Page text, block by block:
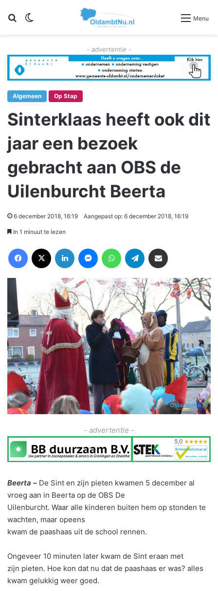
Zoeken Menu
- advertentie -
Algemeen Op Stap
Sinterklaas heeft ook dit
jaar een bezoek
gebracht aan OBS de
Uilenburcht Beerta
6 december 2018, 16:19 Aangepast op: 6 december 2018, 16:19
In 1 minuut te lezen
- advertentie -
Beerta – De Sint en zijn pieten kwamen 5 december al
vroeg aan in Beerta op de OBS De
Uilenburcht. Waar alle kinderen buiten hem op stonden te
wachten, maar opeens
kwam de paashaas uit de school rennen.
Ongeveer 10 minuten later kwam de Sint eraan met
zijn pieten. Hoe kon dat nu dat de paashaas er was? alles
kwam gelukkig weer goed.